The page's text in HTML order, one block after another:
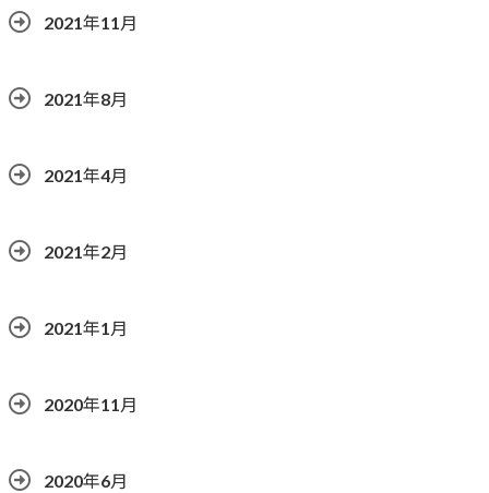
2021年11月
2021年8月
2021年4月
2021年2月
2021年1月
2020年11月
2020年6月